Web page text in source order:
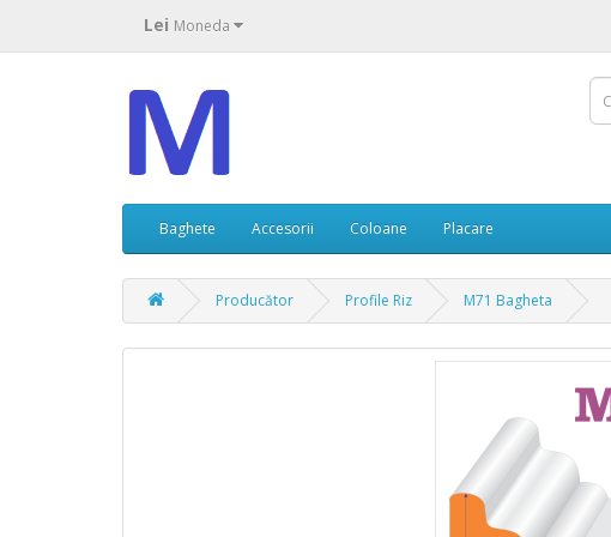
Lei Moneda
Baghete Accesorii Coloane Placare
Producător Profile Riz M71 Bagheta